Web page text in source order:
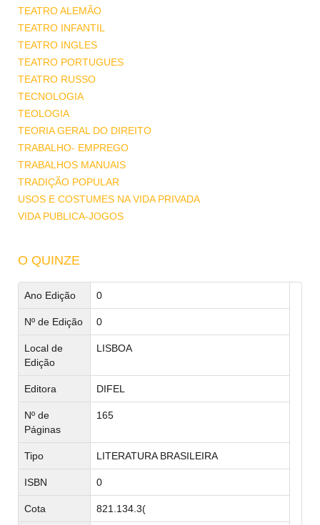
TEATRO ALEMÃO
TEATRO INFANTIL
TEATRO INGLES
TEATRO PORTUGUES
TEATRO RUSSO
TECNOLOGIA
TEOLOGIA
TEORIA GERAL DO DIREITO
TRABALHO- EMPREGO
TRABALHOS MANUAIS
TRADIÇÃO POPULAR
USOS E COSTUMES NA VIDA PRIVADA
VIDA PUBLICA-JOGOS
O QUINZE
Ano Edição 0
Nº de Edição 0
Local de
Edição
LISBOA
Editora DIFEL
Nº de
Páginas
165
Tipo LITERATURA BRASILEIRA
ISBN 0
Cota 821.134.3(